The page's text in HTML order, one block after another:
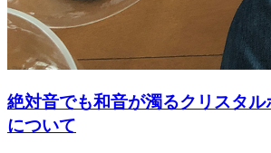
絶対音でも和音が濁るクリスタル
について